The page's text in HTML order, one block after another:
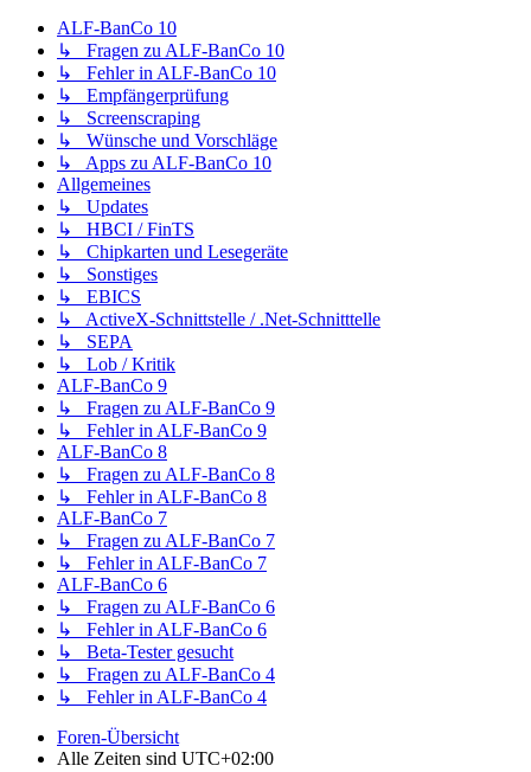
ALF-BanCo 10
↳ Fragen zu ALF-BanCo 10
↳ Fehler in ALF-BanCo 10
↳ Empfängerprüfung
↳ Screenscraping
↳ Wünsche und Vorschläge
↳ Apps zu ALF-BanCo 10
Allgemeines
↳ Updates
↳ HBCI / FinTS
↳ Chipkarten und Lesegeräte
↳ Sonstiges
↳ EBICS
↳ ActiveX-Schnittstelle / .Net-Schnitttelle
↳ SEPA
↳ Lob / Kritik
ALF-BanCo 9
↳ Fragen zu ALF-BanCo 9
↳ Fehler in ALF-BanCo 9
ALF-BanCo 8
↳ Fragen zu ALF-BanCo 8
↳ Fehler in ALF-BanCo 8
ALF-BanCo 7
↳ Fragen zu ALF-BanCo 7
↳ Fehler in ALF-BanCo 7
ALF-BanCo 6
↳ Fragen zu ALF-BanCo 6
↳ Fehler in ALF-BanCo 6
↳ Beta-Tester gesucht
↳ Fragen zu ALF-BanCo 4
↳ Fehler in ALF-BanCo 4
Foren-Übersicht
Alle Zeiten sind UTC+02:00